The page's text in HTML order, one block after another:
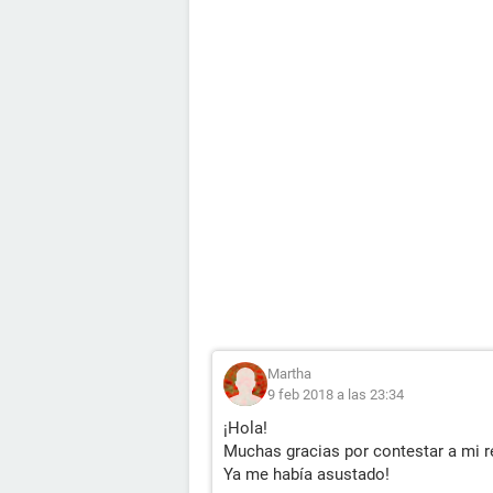
Martha
9 feb 2018 a las 23:34
¡Hola!
Muchas gracias por contestar a mi
Ya me había asustado!